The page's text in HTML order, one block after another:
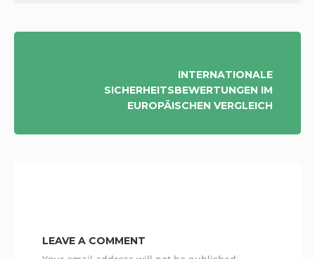
INTERNATIONALE
SICHERHEITSBEWERTUNGEN IM
EUROPÄISCHEN VERGLEICH
LEAVE A COMMENT